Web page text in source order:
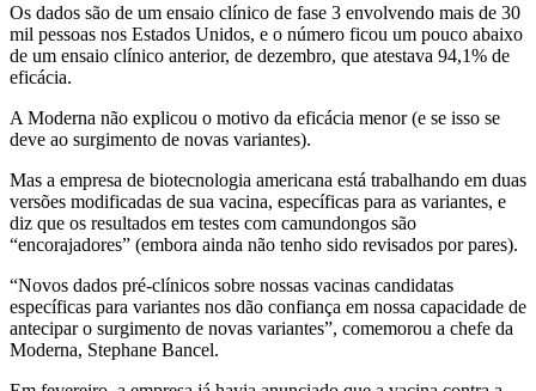
Os dados são de um ensaio clínico de fase 3 envolvendo mais de 30
mil pessoas nos Estados Unidos, e o número ficou um pouco abaixo
de um ensaio clínico anterior, de dezembro, que atestava 94,1% de
eficácia.
A Moderna não explicou o motivo da eficácia menor (e se isso se
deve ao surgimento de novas variantes).
Mas a empresa de biotecnologia americana está trabalhando em duas
versões modificadas de sua vacina, específicas para as variantes, e
diz que os resultados em testes com camundongos são
“encorajadores” (embora ainda não tenho sido revisados por pares).
“Novos dados pré-clínicos sobre nossas vacinas candidatas
específicas para variantes nos dão confiança em nossa capacidade de
antecipar o surgimento de novas variantes”, comemorou a chefe da
Moderna, Stephane Bancel.